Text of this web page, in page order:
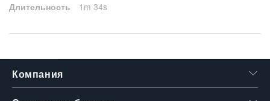
Длительность 1m 34s
Компания